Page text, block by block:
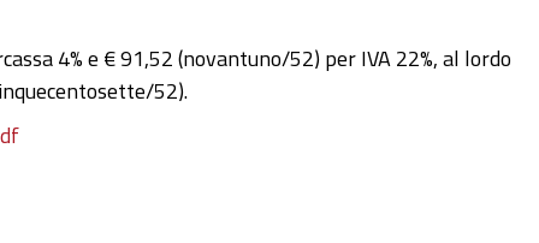
4% e € 91,52 (novantuno/52) per IVA 22%, al lordo
52).